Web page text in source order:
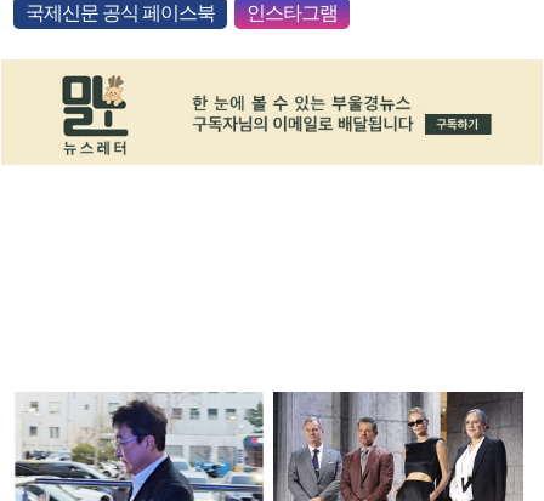
국제신문 공식 페이스북 인스타그램